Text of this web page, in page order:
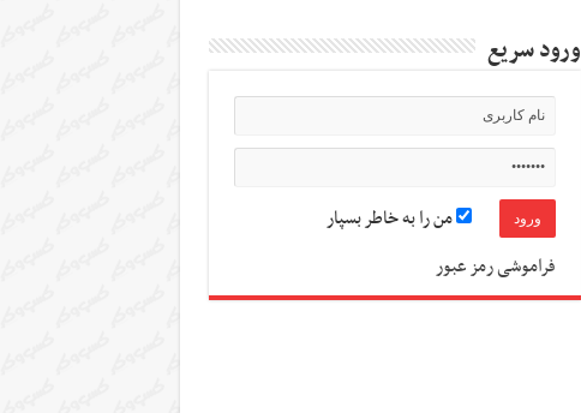
ورود سریع
من را به خاطر بسپار
فراموشی رمز عبور